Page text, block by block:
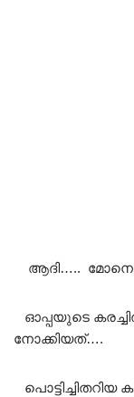
ആദി….. മോനെ
ഓപ്പയുടെ
നോക്കിയത്….